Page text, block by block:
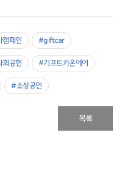
캠페인 #giftcar
회공헌 #기프트카온에어
#소상공인
목록